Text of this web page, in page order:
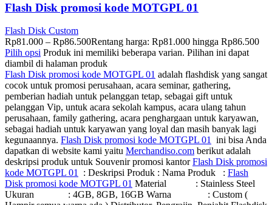
Flash Disk promosi kode MOTGPL 01
Flash Disk Custom
Rp81.000 – Rp86.500Rentang harga: Rp81.000 hingga Rp86.500
Pilih opsi Produk ini memiliki beberapa varian. Pilihan ini dapat
diambil di halaman produk
Flash Disk promosi kode MOTGPL 01 adalah flashdisk yang sangat
cocok untuk promosi perusahaan, acara seminar, gathering,
pemberian hadiah untuk pelanggan tetap, sebagai gift untuk
pelanggan Vip, untuk acara sekolah kampus, acara ulang tahun
perusahaan, family gathering, acara penghargaan untuk karyawan,
sebagai hadiah untuk karyawan yang loyal dan masih banyak lagi
kegunaannya. Flash Disk promosi kode MOTGPL 01 ini bisa Anda
dapatkan di website kami yaitu Merchandiso.com berikut adalah
deskripsi produk untuk Souvenir promosi kantorFlash Disk promosi
kode MOTGPL 01 : Deskripsi Produk : Nama Produk : Flash
Disk promosi kode MOTGPL 01 Material : Stainless Steel
Ukuran : 4GB, 8GB, 16GB Warna : Custom (